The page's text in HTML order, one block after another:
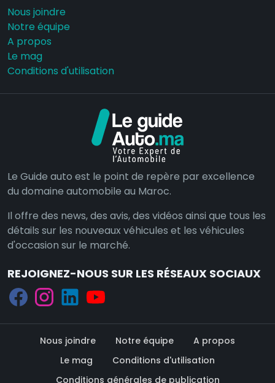
Nous joindre
Notre équipe
A propos
Le mag
Conditions d'utilisation
Le Guide auto est le point de repère par excellence
du domaine automobile au Maroc.
Il offre des news, des avis, des vidéos ainsi que tous les
détails sur les nouveaux véhicules et les véhicules
d'occasion sur le marché.
REJOIGNEZ-NOUS SUR LES RÉSEAUX SOCIAUX
Nous joindre Notre équipe
A propos
Le mag
Conditions d'utilisation
Conditions générales de publication